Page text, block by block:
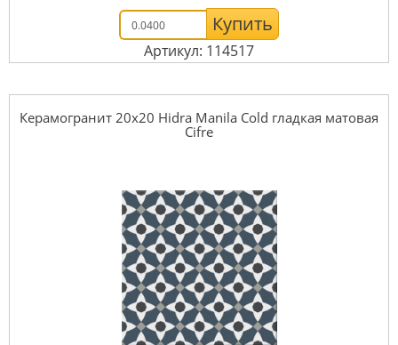
Купить
Артикул: 114517
Керамогранит 20x20 Hidra Manila Cold гладкая матовая
Cifre